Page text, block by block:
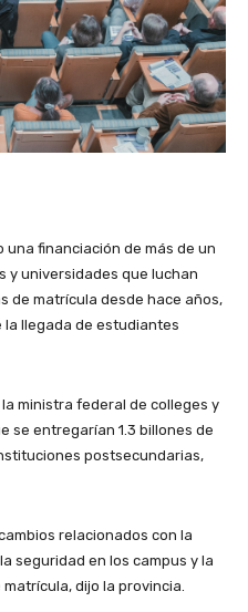
una financiación de más de un
y universidades que luchan
de matrícula desde hace años,
llegada de estudiantes
ministra federal de colleges y
se entregarían 1.3 billones de
postsecundarias,
relacionados con la
seguridad en los campus y la
dijo la provincia.